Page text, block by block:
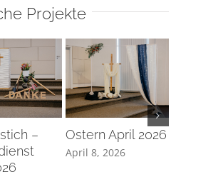
Projekte
–
Ostern April 2026
April 8, 2026